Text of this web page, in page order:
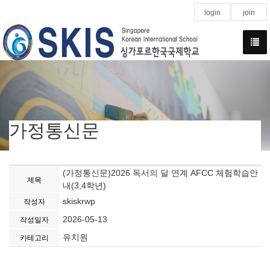
login join
가정통신문
제목
(가정통신문)2026 독서의 달 연계 AFCC 체험학습안
내(3,4학년)
작성자 skiskrwp
작성일자 2026-05-13
카테고리 유치원